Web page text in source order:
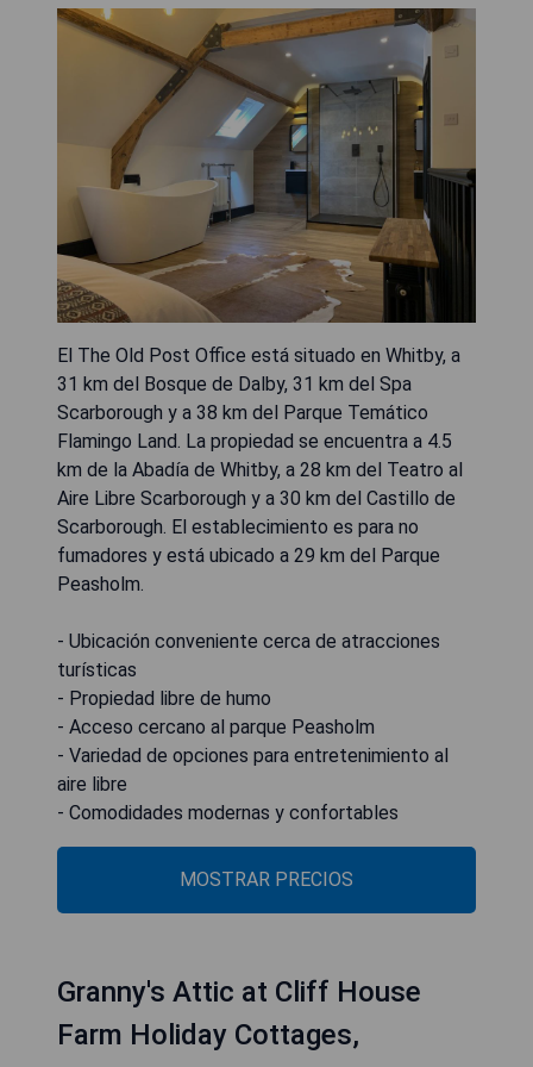
El The Old Post Office está situado en Whitby, a
31 km del Bosque de Dalby, 31 km del Spa
Scarborough y a 38 km del Parque Temático
Flamingo Land. La propiedad se encuentra a 4.5
km de la Abadía de Whitby, a 28 km del Teatro al
Aire Libre Scarborough y a 30 km del Castillo de
Scarborough. El establecimiento es para no
fumadores y está ubicado a 29 km del Parque
Peasholm.
- Ubicación conveniente cerca de atracciones
turísticas
- Propiedad libre de humo
- Acceso cercano al parque Peasholm
- Variedad de opciones para entretenimiento al
aire libre
- Comodidades modernas y confortables
MOSTRAR PRECIOS
Granny's Attic at Cliff House
Farm Holiday Cottages,